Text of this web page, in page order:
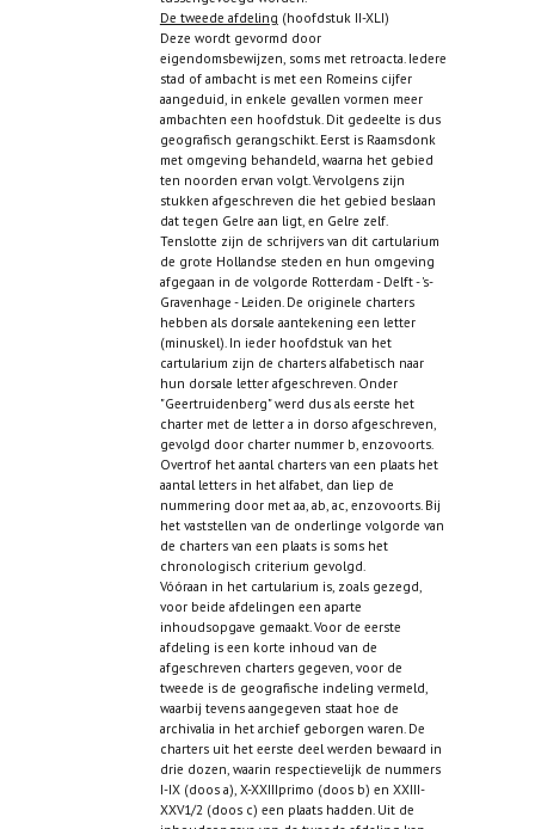
De tweede afdeling (hoofdstuk II-XLI)
Deze wordt gevormd door
eigendomsbewijzen, soms met retroacta. Iedere
stad of ambacht is met een Romeins cijfer
aangeduid, in enkele gevallen vormen meer
ambachten een hoofdstuk. Dit gedeelte is dus
geografisch gerangschikt. Eerst is Raamsdonk
met omgeving behandeld, waarna het gebied
ten noorden ervan volgt. Vervolgens zijn
stukken afgeschreven die het gebied beslaan
dat tegen Gelre aan ligt, en Gelre zelf.
Tenslotte zijn de schrijvers van dit cartularium
de grote Hollandse steden en hun omgeving
afgegaan in de volgorde Rotterdam - Delft - 's-
Gravenhage - Leiden. De originele charters
hebben als dorsale aantekening een letter
(minuskel). In ieder hoofdstuk van het
cartularium zijn de charters alfabetisch naar
hun dorsale letter afgeschreven. Onder
"Geertruidenberg" werd dus als eerste het
charter met de letter a in dorso afgeschreven,
gevolgd door charter nummer b, enzovoorts.
Overtrof het aantal charters van een plaats het
aantal letters in het alfabet, dan liep de
nummering door met aa, ab, ac, enzovoorts. Bij
het vaststellen van de onderlinge volgorde van
de charters van een plaats is soms het
chronologisch criterium gevolgd.
Vóóraan in het cartularium is, zoals gezegd,
voor beide afdelingen een aparte
inhoudsopgave gemaakt. Voor de eerste
afdeling is een korte inhoud van de
afgeschreven charters gegeven, voor de
tweede is de geografische indeling vermeld,
waarbij tevens aangegeven staat hoe de
archivalia in het archief geborgen waren. De
charters uit het eerste deel werden bewaard in
drie dozen, waarin respectievelijk de nummers
I-IX (doos a), X-XXIIIprimo (doos b) en XXIII-
XXV1/2 (doos c) een plaats hadden. Uit de